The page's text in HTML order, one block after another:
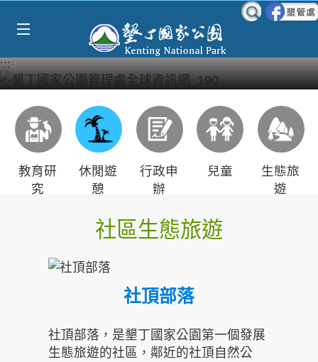
:::
教育研
究
休閒遊
憩
行政申
辦
兒童
生態旅
遊
社區生態旅遊
社頂部落
社頂部落，是墾丁國家公園第一個發展
生態旅遊的社區，鄰近的社頂自然公